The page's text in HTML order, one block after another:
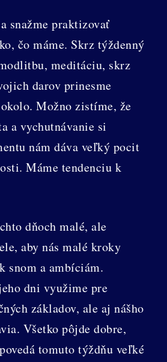
snažme praktizovať
čo máme. Skrz týždenný
meditáciu, skrz
darov prinesme
Možno zistíme, že
a vychutnávanie si
nám dáva veľký pocit
Máme tendenciu k
dňoch malé, ale
aby nás malé kroky
snom a ambíciám.
dni využime pre
základov, ale aj nášho
Všetko pôjde dobre,
tomuto týždňu veľké